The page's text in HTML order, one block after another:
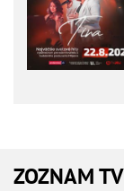
ZOZNAM TV